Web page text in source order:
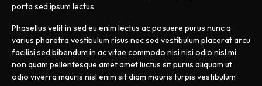
porta sed ipsum lectus
Phasellus velit in sed eu enim lectus ac posuere purus nunc a
varius pharetra vestibulum risus nec sed vestibulum placerat arcu
facilisi sed bibendum in ac vitae commodo nisi nisi odio nisl mi
non quam pellentesque amet amet luctus sit purus aliquam ut
odio viverra mauris nisl enim sit diam mauris turpis vestibulum